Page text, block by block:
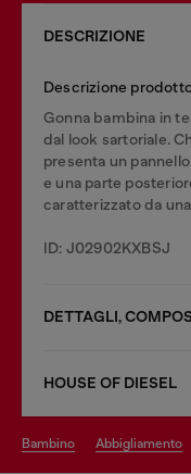
DESCRIZIONE
Descrizione
Gonna bambina in
dal look sartoriale.
presenta un
e una parte
caratterizzato da
ID: J02902KXBSJ
DETTAGLI,
HOUSE OF DIESEL
bambino abbigliamento